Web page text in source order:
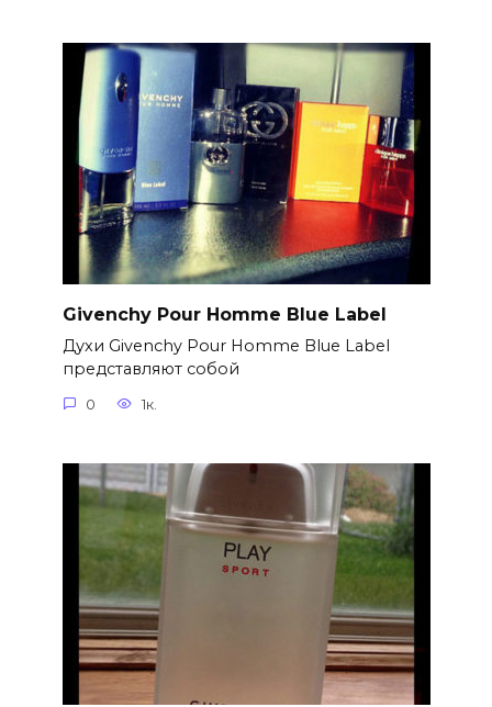
Givenchy Pour Homme Blue Label
Духи Givenchy Pour Homme Blue Label
представляют собой
0 1к.